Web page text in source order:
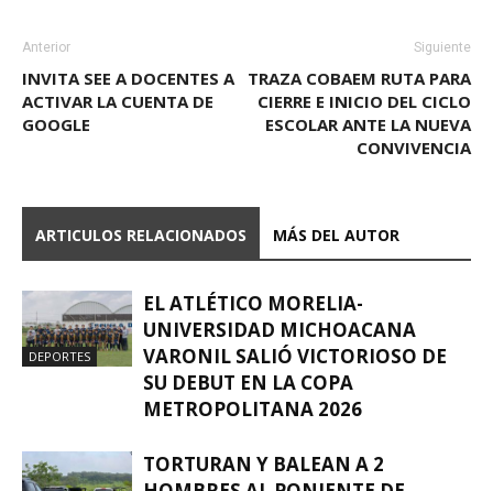
Anterior
INVITA SEE A DOCENTES A
ACTIVAR LA CUENTA DE
GOOGLE
Siguiente
TRAZA COBAEM RUTA PARA
CIERRE E INICIO DEL CICLO
ESCOLAR ANTE LA NUEVA
CONVIVENCIA
ARTICULOS RELACIONADOS MÁS DEL AUTOR
DEPORTES
EL ATLÉTICO MORELIA-
UNIVERSIDAD MICHOACANA
VARONIL SALIÓ VICTORIOSO DE
SU DEBUT EN LA COPA
METROPOLITANA 2026
TORTURAN Y BALEAN A 2